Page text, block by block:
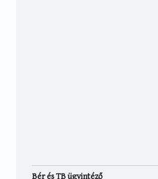
Bér és TB ügyintéző